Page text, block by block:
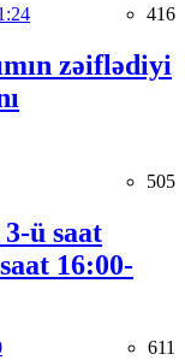
416
zəiflədiyi
505
ü saat
16:00-
611